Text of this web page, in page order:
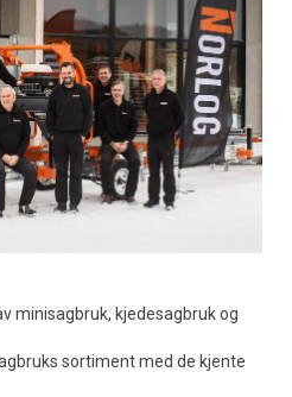
minisagbruk, kjedesagbruk og
sortiment med de kjente